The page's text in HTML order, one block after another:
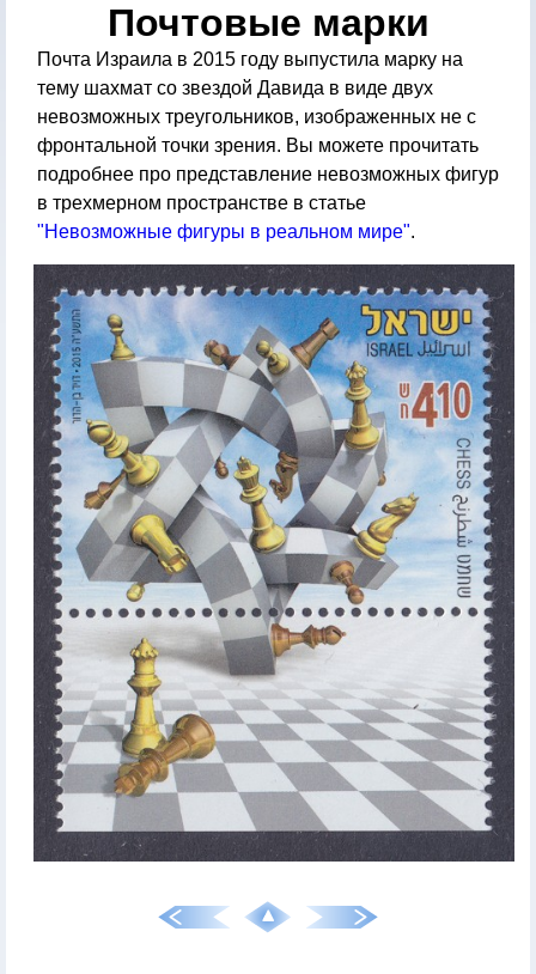
Почтовые марки
Почта Израила в 2015 году выпустила марку на
тему шахмат со звездой Давида в виде двух
невозможных треугольников, изображенных не с
фронтальной точки зрения. Вы можете прочитать
подробнее про представление невозможных фигур
в трехмерном пространстве в статье
"Невозможные фигуры в реальном мире".